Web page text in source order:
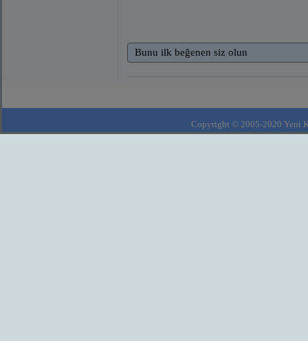
Bunu ilk beğenen siz olun
Copyright © 2005-2020 Yeni